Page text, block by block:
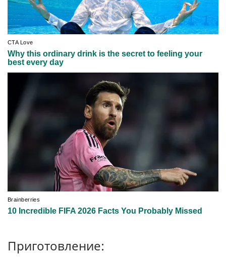
Приготовление: